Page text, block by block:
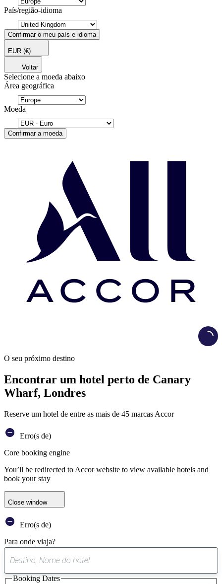
País/região-idioma
Confirmar o meu país e idioma
EUR (€)
Voltar
Selecione a moeda abaixo
Área geográfica
Moeda
Confirmar a moeda
O seu próximo destino
Encontrar um hotel perto de Canary
Wharf, Londres
Reserve um hotel de entre as mais de 45 marcas Accor
Erro(s de)
Core booking engine
You’ll be redirected to Accor website to view available hotels and
book your stay
Close window
Erro(s de)
Para onde viaja?
sugestão
encontrada
Booking Dates